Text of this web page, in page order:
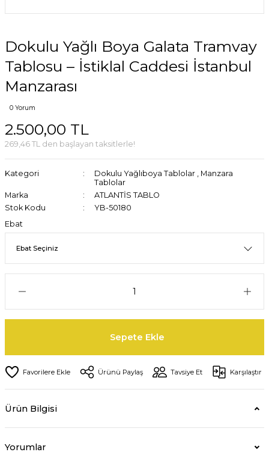
Dokulu Yağlı Boya Galata Tramvay
Tablosu – İstiklal Caddesi İstanbul
Manzarası
0 Yorum
2.500,00 TL
269,46 TL den başlayan taksitlerle!
Kategori Dokulu Yağlıboya Tablolar , Manzara
Tablolar
Marka
ATLANTİS TABLO
Stok Kodu
YB-50180
Ebat
Sepete Ekle
Ürünü Paylaş Tavsiye Et Karşılaştır
Ürün Bilgisi
Yorumlar